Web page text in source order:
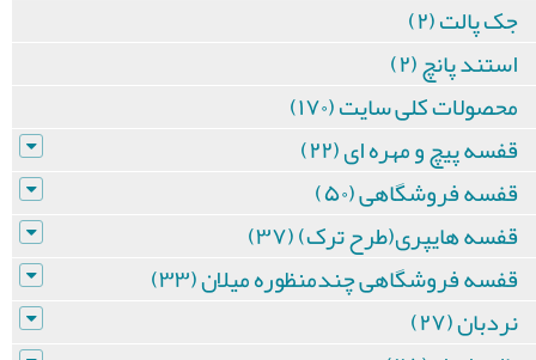
جک پالت (۲)
استند پانچ (۲)
محصولات کلی سایت (۱۷۰)
قفسه پیچ و مهره ای (۲۲)
قفسه فروشگاهی (۵۰)
قفسه هایپری(طرح ترک) (۳۷)
قفسه فروشگاهی چندمنظوره میلان (۳۳)
نردبان (۲۷)